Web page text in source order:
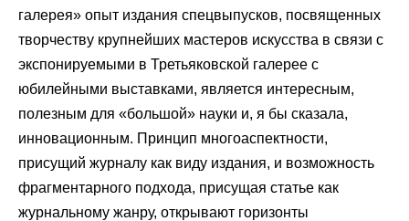
галерея» опыт издания спецвыпусков, посвященных
творчеству крупнейших мастеров искусства в связи с
экспонируемыми в Третьяковской галерее с
юбилейными выставками, является интересным,
полезным для «большой» науки и, я бы сказала,
инновационным. Принцип многоаспектности,
присущий журналу как виду издания, и возможность
фрагментарного подхода, присущая статье как
журнальному жанру, открывают горизонты